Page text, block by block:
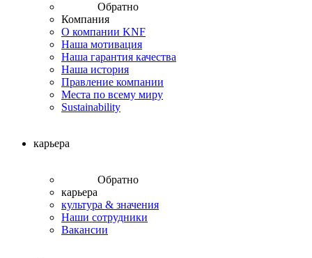
Обратно
Компания
О компании KNF
Наша мотивация
Наша гарантия качества
Наша история
Правление компании
Места по всему миру
Sustainability
карьера
Обратно
карьера
культура & значения
Наши сотрудники
Вакансии